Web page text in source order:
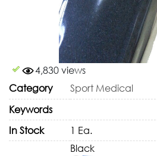
4,830 views
Category
Sport Medical
Keywords
In Stock
1 Ea.
Black